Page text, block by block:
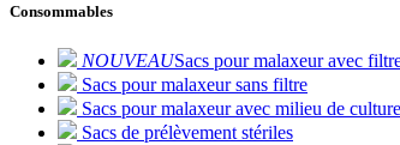
Consommables
NOUVEAUSacs pour malaxeur avec
Sacs pour malaxeur sans filtre
Sacs pour malaxeur avec milieu de culture
Sacs de prélèvement stériles